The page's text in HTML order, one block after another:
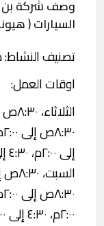
وصف شركة بن
السيارات (
تصنيف النشاط:
اوقات العمل:
٢:٠٠م، ٤:٣٠ إلى ١٠:٠٠م.